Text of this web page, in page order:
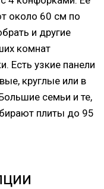
около 60 см по
и другие
комнат
Есть узкие панели
круглые или в
семьи и те,
плиты до 95